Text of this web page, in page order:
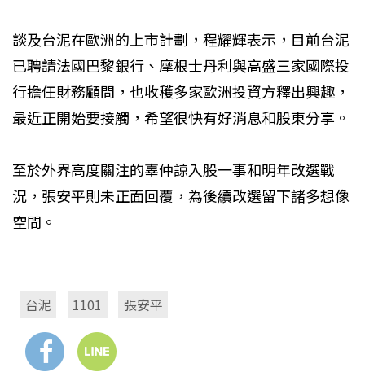
談及台泥在歐洲的上市計劃，程耀輝表示，目前台泥
已聘請法國巴黎銀行、摩根士丹利與高盛三家國際投
行擔任財務顧問，也收穫多家歐洲投資方釋出興趣，
最近正開始要接觸，希望很快有好消息和股東分享。
至於外界高度關注的辜仲諒入股一事和明年改選戰
況，張安平則未正面回覆，為後續改選留下諸多想像
空間。
台泥 1101 張安平